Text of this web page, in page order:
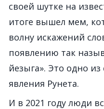
своей шутке на
итоге вышел мем,
волну искажений
появлению так
йезыга». Это одно
явления Рунета.
И в 2021 году люди